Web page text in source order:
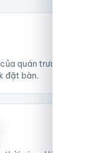
quán trước
đặt bàn.